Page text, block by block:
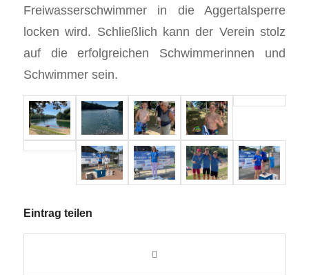
Freiwasserschwimmer in die Aggertalsperre
locken wird. Schließlich kann der Verein stolz
auf die erfolgreichen Schwimmerinnen und
Schwimmer sein.
Eintrag teilen